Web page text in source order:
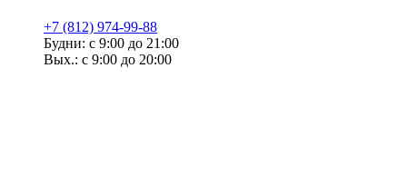
+7 (812) 974-99-88
Будни: с 9:00 до 21:00
Вых.: с 9:00 до 20:00